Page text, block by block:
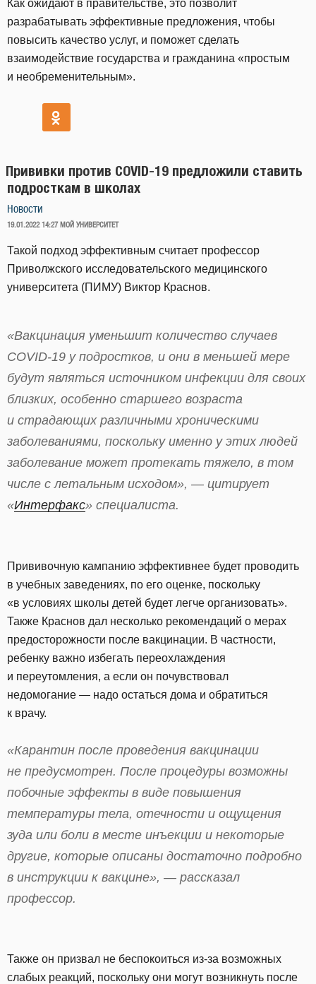
Как ожидают в правительстве, это позволит
разрабатывать эффективные предложения, чтобы
повысить качество услуг, и поможет сделать
взаимодействие государства и гражданина «простым
и необременительным».
Прививки против COVID-19 предложили ставить
подросткам в школах
Новости
ОПУБЛИКОВАНО
19.01.2022 14:27 МОЙ УНИВЕРСИТЕТ
Такой подход эффективным считает профессор
Приволжского исследовательского медицинского
университета (ПИМУ) Виктор Краснов.
«Вакцинация уменьшит количество случаев
COVID-19 у подростков, и они в меньшей мере
будут являться источником инфекции для своих
близких, особенно старшего возраста
и страдающих различными хроническими
заболеваниями, поскольку именно у этих людей
заболевание может протекать тяжело, в том
числе с летальным исходом», — цитирует
«Интерфакс» специалиста.
Прививочную кампанию эффективнее будет проводить
в учебных заведениях, по его оценке, поскольку
«в условиях школы детей будет легче организовать».
Также Краснов дал несколько рекомендаций о мерах
предосторожности после вакцинации. В частности,
ребенку важно избегать переохлаждения
и переутомления, а если он почувствовал
недомогание — надо остаться дома и обратиться
к врачу.
«Карантин после проведения вакцинации
не предусмотрен. После процедуры возможны
побочные эффекты в виде повышения
температуры тела, отечности и ощущения
зуда или боли в месте инъекции и некоторые
другие, которые описаны достаточно подробно
в инструкции к вакцине», — рассказал
профессор.
Также он призвал не беспокоиться из-за возможных
слабых реакций, поскольку они могут возникнуть после